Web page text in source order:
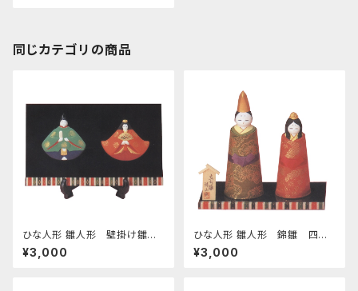
同じカテゴリの商品
ひな人形 雛人形 壁掛け雛人
形 額立て付 四日市萬古焼
¥3,000
ひな人形 雛人形 錦雛 四日
市萬古焼
¥3,000